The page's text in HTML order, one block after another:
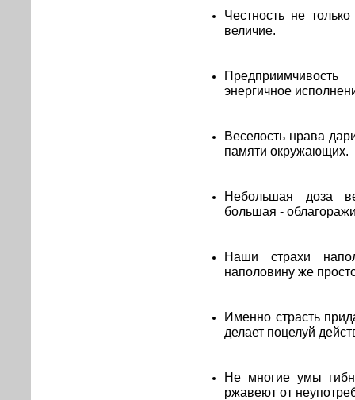
Честность не
величие.
энергичное
Веселость нрава
памяти окружающих.
Небольшая доза
большая -
Наши страхи
наполовину же
Именно страсть
делает поцелуй
Не многие умы
ржавеют от